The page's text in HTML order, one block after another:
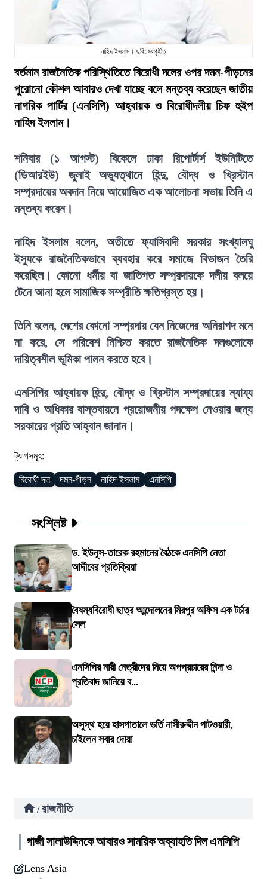
নাহিদ ইসলাম। ছবি: সংগৃহীত
বর্তমান রাজনৈতিক পরিস্থিতিতে বিরোধী দলের ওপর দমন-পীড়নের
পুরোনো কৌশল আবারও দেখা যাচ্ছে বলে মন্তব্য করেছেন জাতীয়
নাগরিক পার্টির (এনসিপি) আহ্বায়ক ও বিরোধীদলীয় চিফ হুইপ
নাহিদ ইসলাম।
শনিবার (১ আগস্ট) বিকেলে ঢাকা রিপোর্টার্স ইউনিটিতে
(ডিআরইউ) জুলাই অভ্যুত্থানে হিন্দু, বৌদ্ধ ও খ্রিস্টান
সম্প্রদায়ের অবদান নিয়ে আয়োজিত এক আলোচনা সভায় তিনি এ
মন্তব্য করেন।
নাহিদ ইসলাম বলেন, অতীতে ফ্যাসিবাদী সরকার সংখ্যালঘু
ইস্যুকে রাজনৈতিকভাবে ব্যবহার করে সমাজে বিভাজন তৈরি
করেছিল। কোনো ধর্মীয় বা জাতিগত সম্প্রদায়কে দলীয় বলয়ে
টেনে আনা হলে সামাজিক সম্প্রীতি ক্ষতিগ্রস্ত হয়।
তিনি বলেন, দেশের কোনো সম্প্রদায় যেন নিজেদের অনিরাপদ মনে
না করে, সে পরিবেশ নিশ্চিত করতে রাজনৈতিক দলগুলোকে
দায়িত্বশীল ভূমিকা পালন করতে হবে।
এনসিপির আহ্বায়ক হিন্দু, বৌদ্ধ ও খ্রিস্টান সম্প্রদায়ের ন্যায্য
দাবি ও অধিকার বাস্তবায়নে প্রয়োজনীয় পদক্ষেপ নেওয়ার জন্য
সরকারের প্রতি আহ্বান জানান।
ট্যাগসমূহ:
বিরোধী দল দমন-পীড়ন নাহিদ ইসলাম এনসিপি
সংশ্লিষ্ট
ড. ইউনূস-তারেক রহমানের বৈঠকে এনসিপি নেতা
আদীবের প্রতিক্রিয়া
বৈষম্যবিরোধী ছাত্র আন্দোলনের মিরপুর অফিস এক টর্চার
সেল
এনসিপির নারী নেত্রীদের নিয়ে অপপ্রচারের নিন্দা ও
প্রতিবাদ জানিয়ে ব...
অসুস্থ হয়ে হাসপাতালে ভর্তি নাসীরুদ্দীন পাটওয়ারী,
চাইলেন সবার দোয়া
/ রাজনীতি
গাজী সালাউদ্দিনকে আবারও সাময়িক অব্যাহতি দিল এনসিপি
Lens Asia